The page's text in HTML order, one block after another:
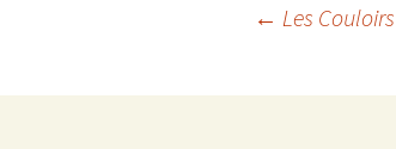
Navigation
des
← Les